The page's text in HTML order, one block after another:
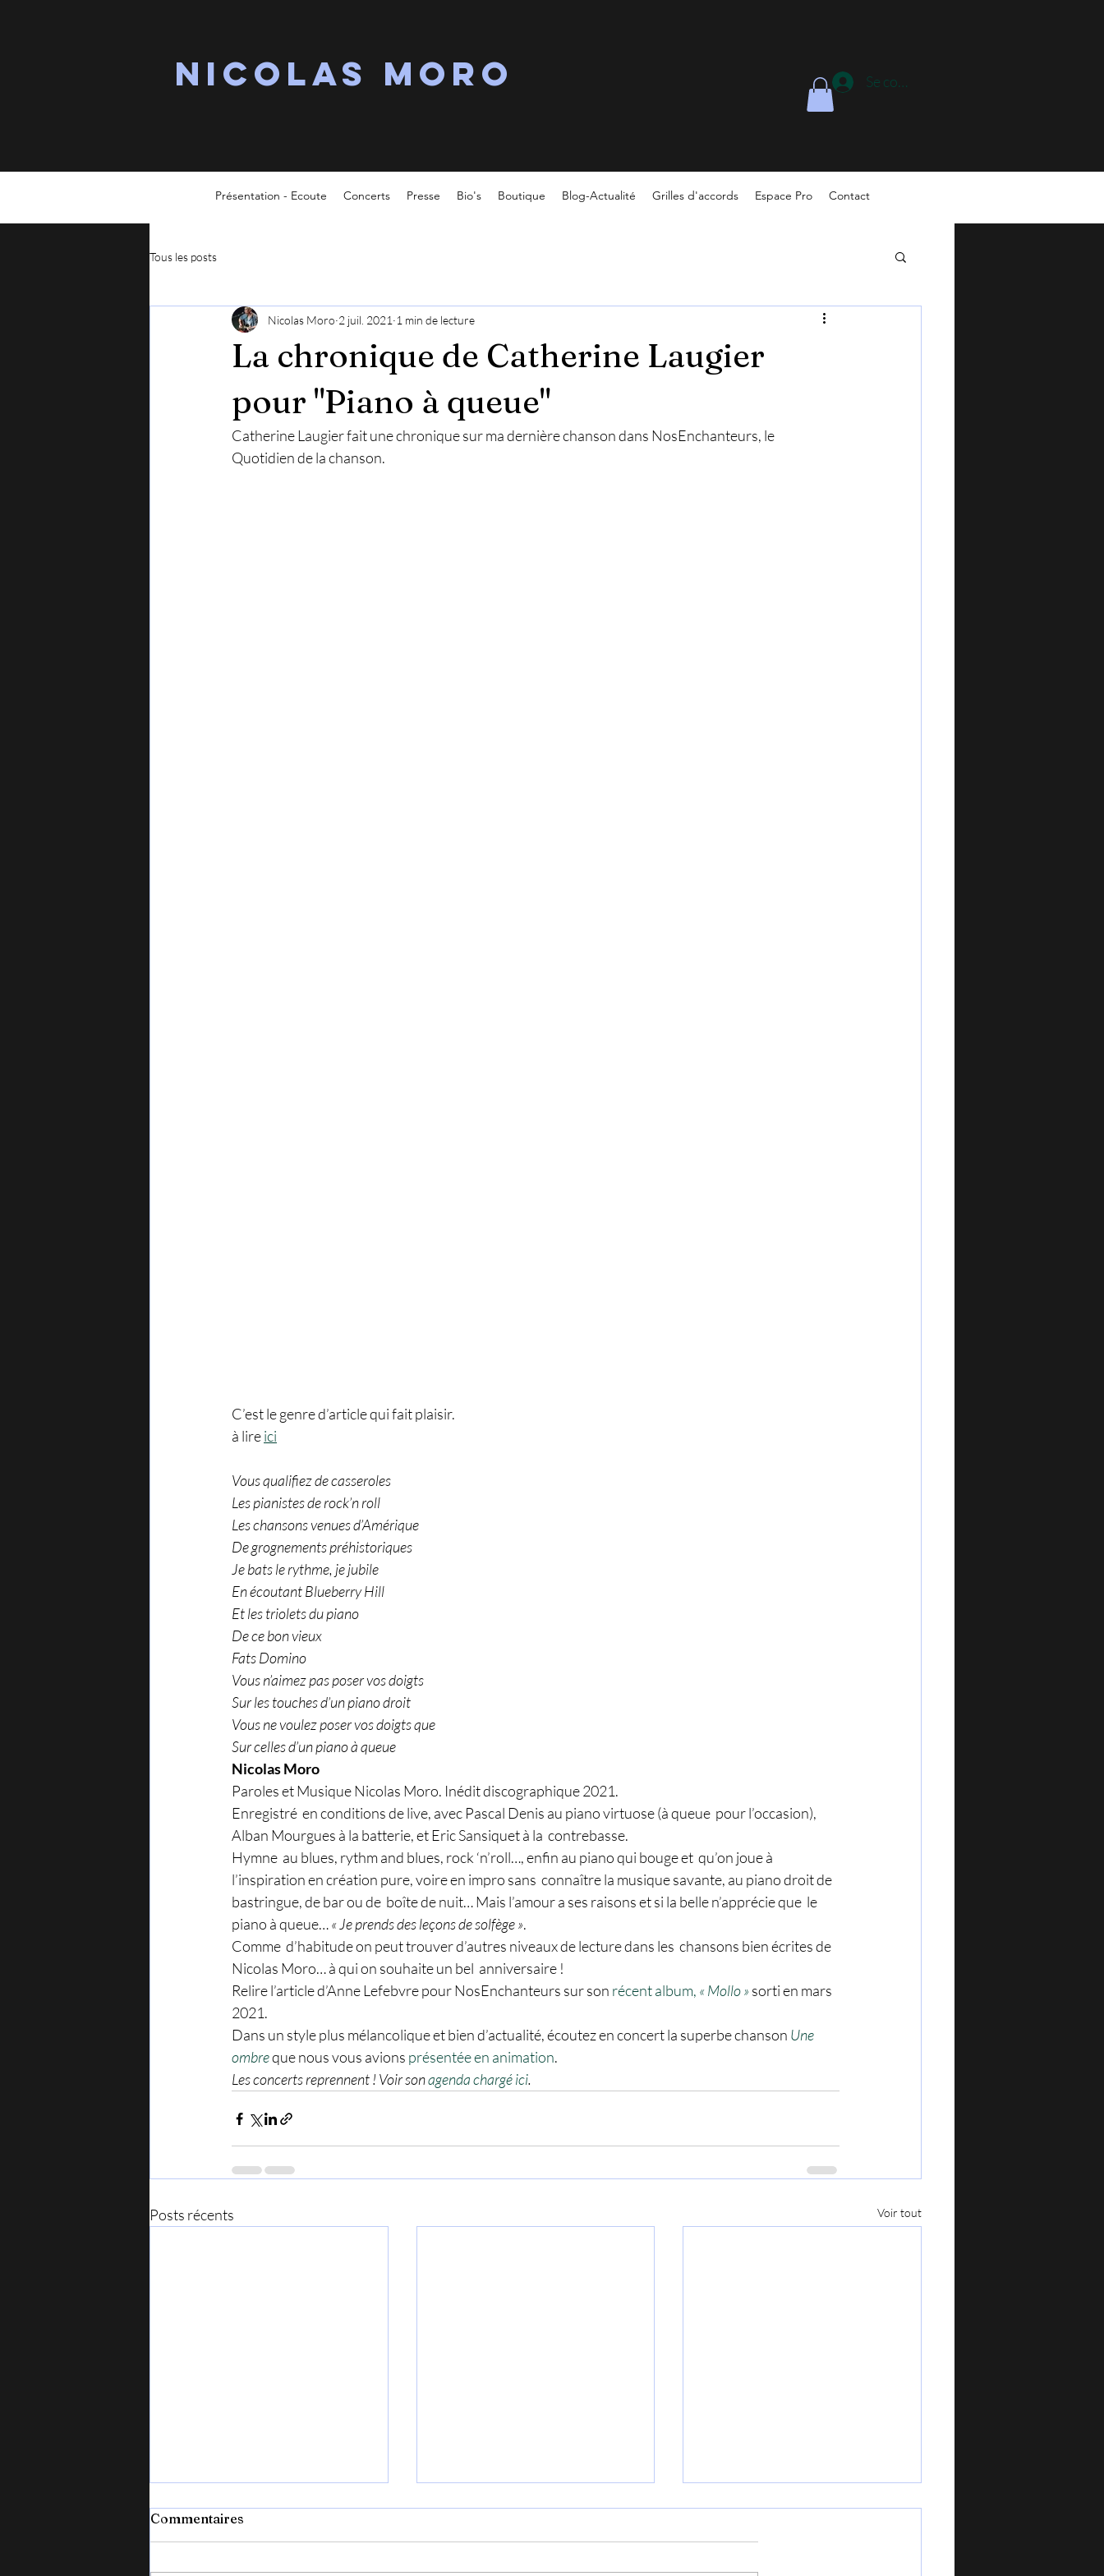
Nicolas MORO Se connecter
Présentation - Ecoute Concerts Presse Bio's Boutique Blog-Actualité Grilles d'accords Espace Pro Contact
Tous les posts
La chronique de Catherine Laugier
pour "Piano à queue"
Nicolas Moro 2 juil. 2021 1 min de lecture
Catherine Laugier fait une chronique sur ma dernière chanson dans NosEnchanteurs, le
Quotidien de la chanson.
C’est le genre d’article qui fait plaisir.
à lire ici
Vous qualifiez de casseroles
Les pianistes de rock’n roll
Les chansons venues d’Amérique
De grognements préhistoriques
Je bats le rythme, je jubile
En écoutant Blueberry Hill
Et les triolets du piano
De ce bon vieux
Fats Domino
Vous n’aimez pas poser vos doigts
Sur les touches d’un piano droit
Vous ne voulez poser vos doigts que
Sur celles d’un piano à queue
Nicolas Moro
Paroles et Musique Nicolas Moro. Inédit discographique 2021.
Enregistré  en conditions de live, avec Pascal Denis au piano virtuose (à queue  pour l’occasion),
Alban Mourgues à la batterie, et Eric Sansiquet à la  contrebasse.
Hymne  au blues, rythm and blues, rock ‘n’roll…, enfin au piano qui bouge et  qu’on joue à
l’inspiration en création pure, voire en impro sans  connaître la musique savante, au piano droit de
bastringue, de bar ou de  boîte de nuit… Mais l’amour a ses raisons et si la belle n’apprécie que  le
piano à queue… « Je prends des leçons de solfège ».
Comme  d’habitude on peut trouver d’autres niveaux de lecture dans les  chansons bien écrites de
Nicolas Moro… à qui on souhaite un bel  anniversaire !
Relire l’article d’Anne Lefebvre pour NosEnchanteurs sur son récent album, « Mollo » sorti en mars
2021.
Dans un style plus mélancolique et bien d’actualité, écoutez en concert la superbe chanson Une
ombre que nous vous avions présentée en animation.
Les concerts reprennent ! Voir son agenda chargé ici.
Posts récents Voir tout
Commentaires